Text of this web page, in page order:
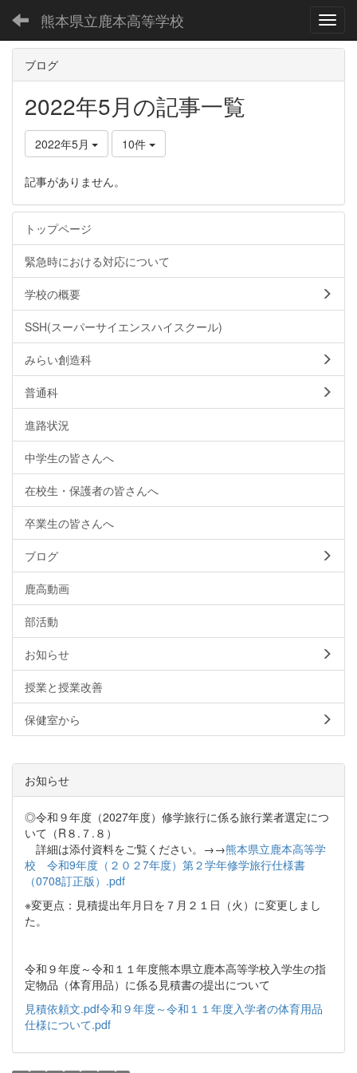
熊本県立鹿本高等学校
ブログ
2022年5月の記事一覧
2022年5月 10件
記事がありません。
トップページ
緊急時における対応について
学校の概要
SSH(スーパーサイエンスハイスクール)
みらい創造科
普通科
進路状況
中学生の皆さんへ
在校生・保護者の皆さんへ
卒業生の皆さんへ
ブログ
鹿高動画
部活動
お知らせ
授業と授業改善
保健室から
お知らせ
◎令和９年度（2027年度）修学旅行に係る旅行業者選定につ
いて（R８.７.８）
詳細は添付資料をご覧ください。→→熊本県立鹿本高等学
校 令和9年度（２０２7年度）第２学年修学旅行仕様書
（0708訂正版）.pdf
※変更点：見積提出年月日を７月２１日（火）に変更しまし
た。
令和９年度～令和１１年度熊本県立鹿本高等学校入学生の指
定物品（体育用品）に係る見積書の提出について
見積依頼文.pdf令和９年度～令和１１年度入学者の体育用品
仕様について.pdf